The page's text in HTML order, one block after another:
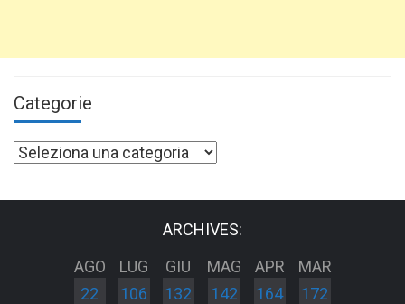
Categorie
Categorie
ARCHIVES:
AGO
22
LUG
106
GIU
132
MAG
142
APR
164
MAR
172